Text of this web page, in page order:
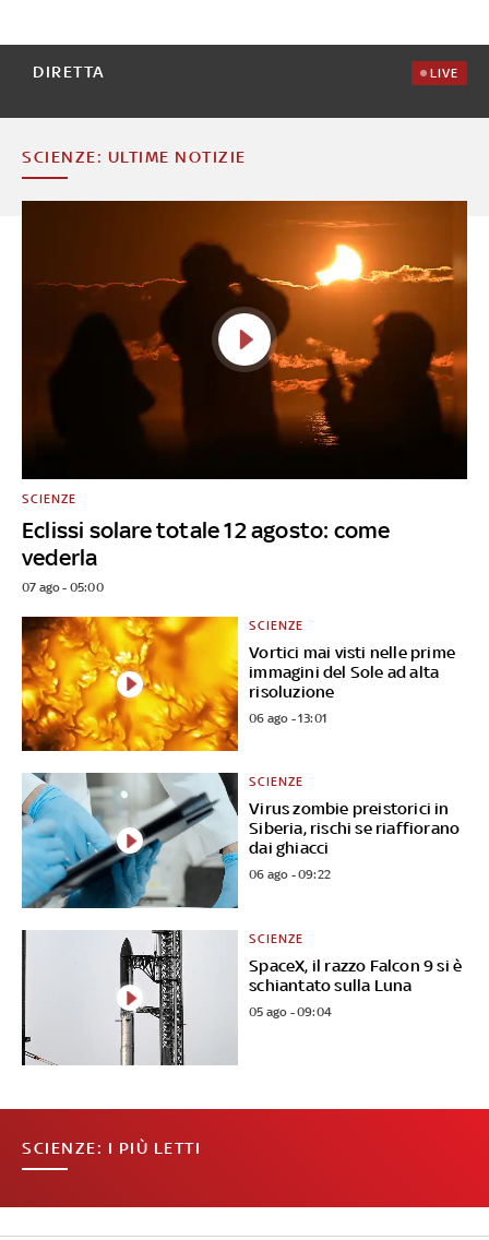
DIRETTA LIVE
SCIENZE: ULTIME NOTIZIE
Eclissi solare totale 12 agosto: come
vederla
SCIENZE
07 ago - 05:00
Vortici mai visti nelle prime
immagini del Sole ad alta
risoluzione
SCIENZE
06 ago - 13:01
Virus zombie preistorici in
Siberia, rischi se riaffiorano
dai ghiacci
SCIENZE
06 ago - 09:22
SpaceX, il razzo Falcon 9 si è
schiantato sulla Luna
SCIENZE
05 ago - 09:04
SCIENZE: I PIÙ LETTI